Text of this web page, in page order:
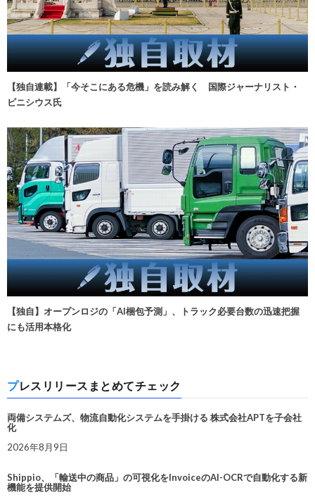
【独自連載】「今そこにある危機」を読み解く 国際ジャーナリスト・
ビニシウス氏
【独自】オープンロジの「AI梱包予測」、トラック必要台数の迅速把握
にも活用本格化
プレスリリースまとめてチェック
両備システムズ、物流自動化システムを手掛ける 株式会社APTを子会社
化
2026年8月9日
Shippio、「輸送中の商品」の可視化をInvoiceのAI-OCRで自動化する新
機能を提供開始